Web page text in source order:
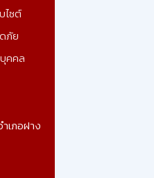
ไซต์
ภัย
คคล
เภอฝาง